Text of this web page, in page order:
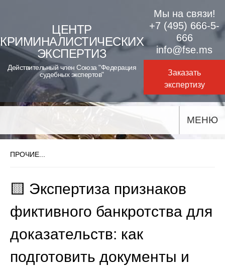
content
ЦЕНТР
КРИМИНАЛИСТИЧЕСКИХ
ЭКСПЕРТИЗ
Действительный член Союза "Федерация
судебных экспертов"
Мы на связи!
+7 (495) 666-5-
666
info@fse.ms
Заказать
экспертизу
МЕНЮ
ПРОЧИЕ...
🟨 Экспертиза признаков
фиктивного банкротства для
доказательств: как
подготовить документы и